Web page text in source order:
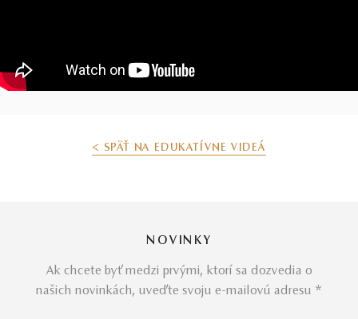
< SPÄŤ NA EDUKATÍVNE VIDEÁ
NOVINKY
Ak chcete byť medzi prvými, ktorí sa dozvedia o
našich novinkách, uveďte svoju e-mailovú adresu *